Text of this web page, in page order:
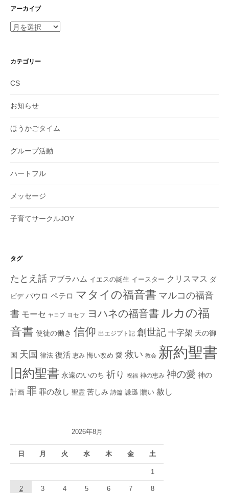
アーカイブ
ア
イ
カテゴリー
CS
お知らせ
ほうかごタイム
グループ活動
ハートフル
メッセージ
子育てサークルJOY
タグ
たとえ話 アブラハム イエスの誕生 イースター クリスマス ダ
ビデ パウロ ペテロ マタイの福音書 マルコの福音
書 モーセ ヤコブ ヨセフ ヨハネの福音書 ルカの福
音書 使徒の働き 信仰 出エジプト記 創世記 十字架 天の御
国 天国 律法 復活 恵み 悔い改め 愛 救い 教会 新約聖書
旧約聖書 永遠のいのち 祈り 祝福 神の恵み 神の愛 神の
計画 罪 罪の赦し 聖霊 苦しみ 詩篇 謙遜 贖い 赦し
2026年8月
日 月 火 水 木 金 土
1
2 3 4 5 6 7 8